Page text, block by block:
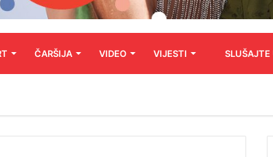
ČARŠIJA VIDEO VIJESTI SLUŠAJTE